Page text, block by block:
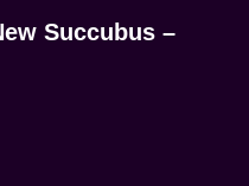
Succubus –